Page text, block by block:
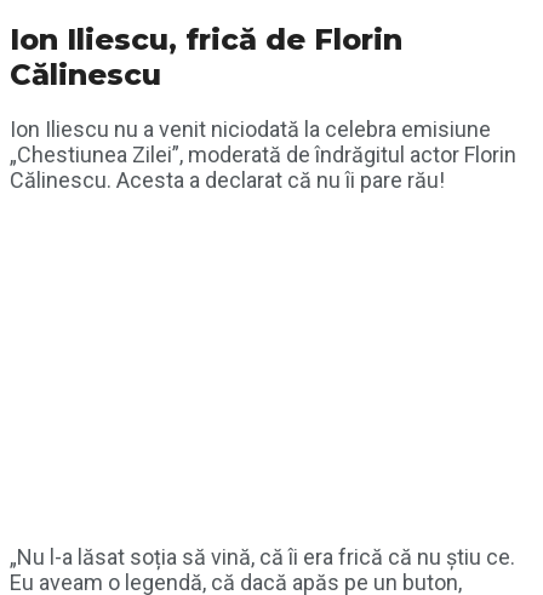
Ion Iliescu, frică de Florin
Călinescu
Ion Iliescu nu a venit niciodată la celebra emisiune
„Chestiunea Zilei”, moderată de îndrăgitul actor Florin
Călinescu. Acesta a declarat că nu îi pare rău!
„Nu l-a lăsat soția să vină, că îi era frică că nu știu ce.
Eu aveam o legendă, că dacă apăs pe un buton,